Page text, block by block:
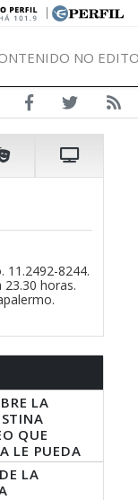
|
NO
11.2492-8244.
23.30 horas.
LA
QUE
LE PUEDA
LO QUE
LA